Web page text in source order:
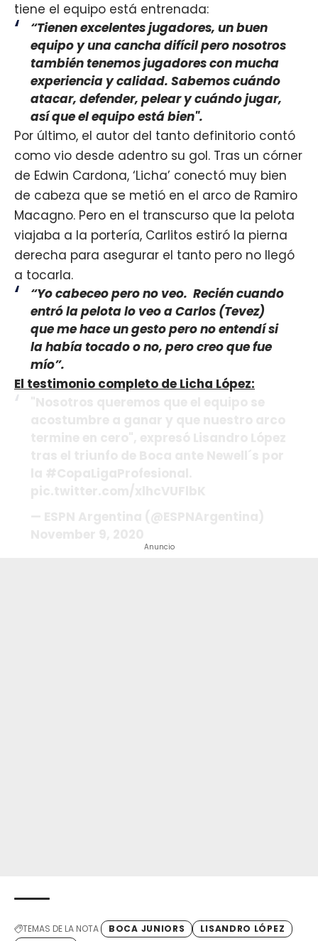
tiene el equipo está entrenada:
“Tienen excelentes jugadores, un buen
equipo y una cancha difícil pero nosotros
también tenemos jugadores con mucha
experiencia y calidad. Sabemos cuándo
atacar, defender, pelear y cuándo jugar,
así que el equipo está bien".
Por último, el autor del tanto definitorio contó
como vio desde adentro su gol. Tras un córner
de Edwin Cardona, ‘Licha’ conectó muy bien
de cabeza que se metió en el arco de Ramiro
Macagno. Pero en el transcurso que la pelota
viajaba a la portería, Carlitos estiró la pierna
derecha para asegurar el tanto pero no llegó
a tocarla.
“Yo cabeceo pero no veo. Recién cuando
entró la pelota lo veo a Carlos (Tevez)
que me hace un gesto pero no entendí si
la había tocado o no, pero creo que fue
mío”.
El testimonio completo de Licha López:
Anuncio
TEMAS DE LA NOTA BOCA JUNIORS
LISANDRO LÓPEZ